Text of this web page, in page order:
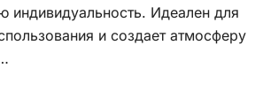
индивидуальность. Идеален для
и создает атмосферу